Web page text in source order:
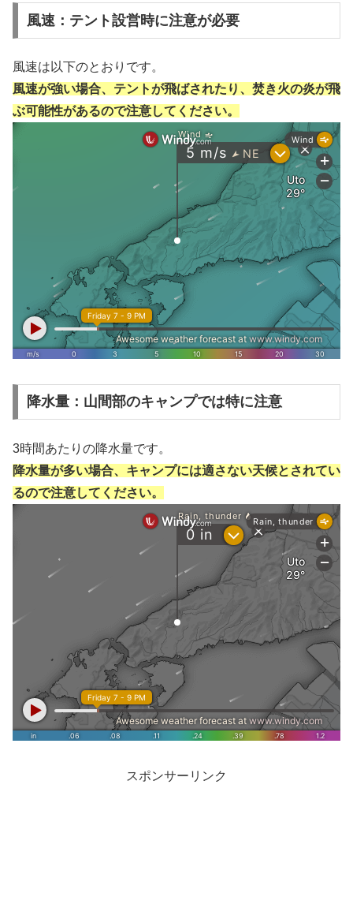
風速：テント設営時に注意が必要
風速は以下のとおりです。
風速が強い場合、テントが飛ばされたり、焚き火の炎が飛
ぶ可能性があるので注意してください。
降水量：山間部のキャンプでは特に注意
3時間あたりの降水量です。
降水量が多い場合、キャンプには適さない天候とされてい
るので注意してください。
スポンサーリンク